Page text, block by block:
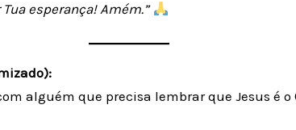
esperança! Amém.”
alguém que precisa lembrar que Jesus é o